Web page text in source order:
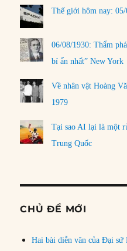
Thế giới hôm nay:
06/08/1930: Thẩm
bí ẩn nhất” New York
Về nhân vật Hoàng
1979
Tại sao AI lại là một
Trung Quốc
CHỦ ĐỀ MỚI
Hai bài diễn văn của Đại